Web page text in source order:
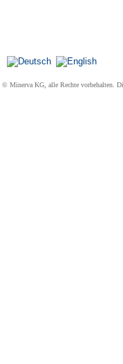
© Minerva KG, alle Rechte vorbehalten.